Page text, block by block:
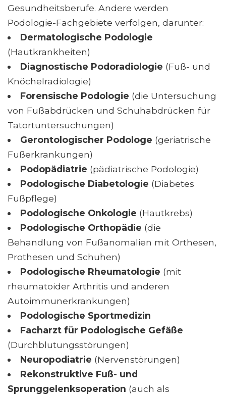
Gesundheitsberufe. Andere werden
Podologie-Fachgebiete verfolgen, darunter:
Dermatologische Podologie
(Hautkrankheiten)
Diagnostische Podoradiologie (Fuß- und
Knöchelradiologie)
Forensische Podologie (die Untersuchung
von Fußabdrücken und Schuhabdrücken für
Tatortuntersuchungen)
Gerontologischer Podologe (geriatrische
Fußerkrankungen)
Podopädiatrie (pädiatrische Podologie)
Podologische Diabetologie (Diabetes
Fußpflege)
Podologische Onkologie (Hautkrebs)
Podologische Orthopädie (die
Behandlung von Fußanomalien mit Orthesen,
Prothesen und Schuhen)
Podologische Rheumatologie (mit
rheumatoider Arthritis und anderen
Autoimmunerkrankungen)
Podologische Sportmedizin
Facharzt für Podologische Gefäße
(Durchblutungsstörungen)
Neuropodiatrie (Nervenstörungen)
Rekonstruktive Fuß- und
Sprunggelenksoperation (auch als